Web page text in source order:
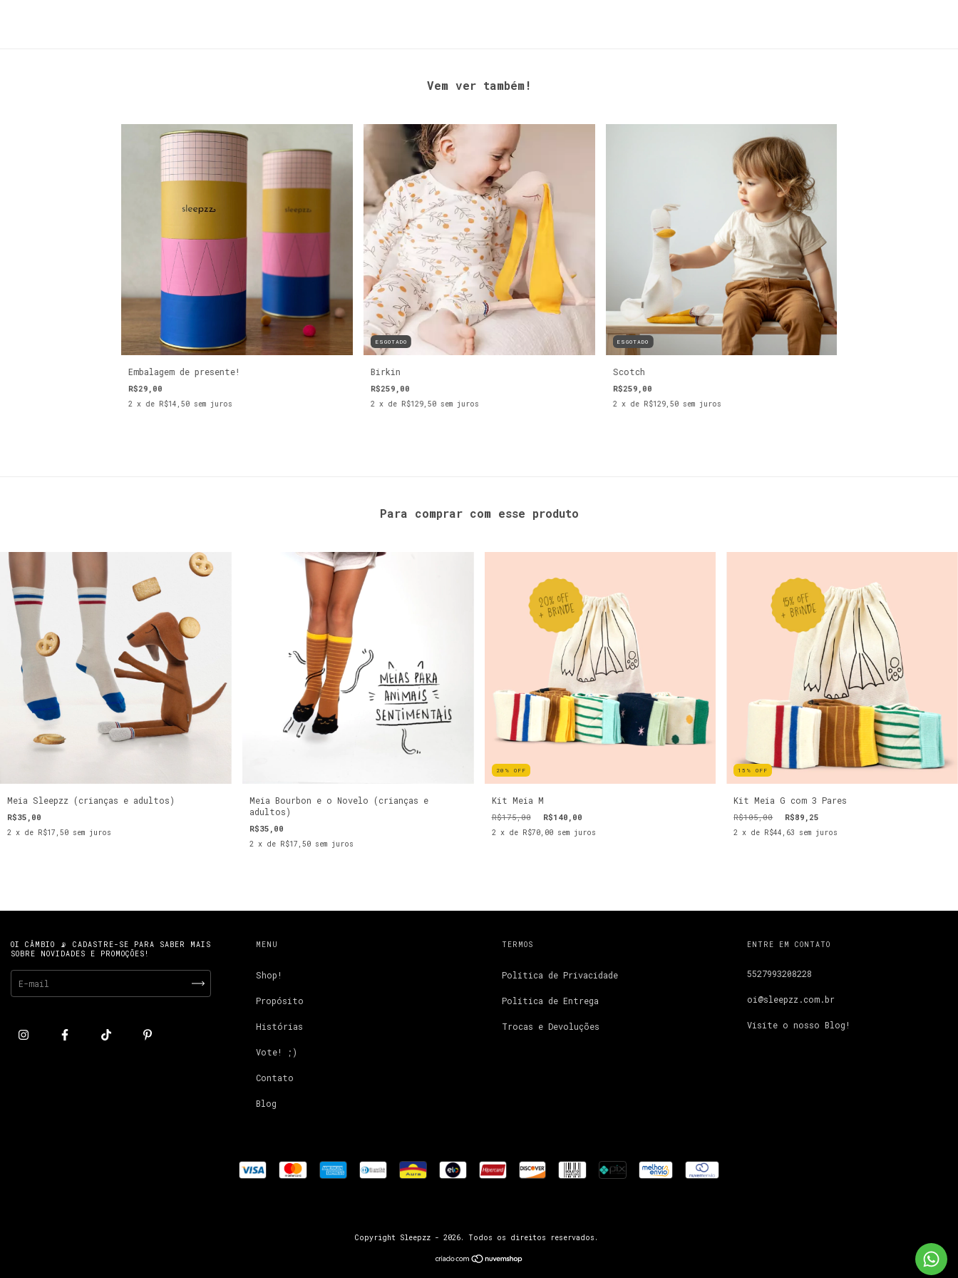
Vem ver também!
Embalagem de presente!
R$29,00
2 x de R$14,50 sem juros
ESGOTADO
Birkin
R$259,00
2 x de R$129,50 sem juros
ESGOTADO
Scotch
R$259,00
2 x de R$129,50 sem juros
Para comprar com esse produto
Meia Sleepzz (crianças e adultos)
R$35,00
2 x de R$17,50 sem juros
Meia Bourbon e o Novelo (crianças e
adultos)
R$35,00
2 x de R$17,50 sem juros
20 % OFF
Kit Meia M
R$175,00 R$140,00
2 x de R$70,00 sem juros
15 %OFF
Kit Meia G com 3 Pares
R$105,00 R$89,25
2 x de R$44,63 sem juros
OI CÂMBIO 📡 CADASTRE-SE PARA SABER MAIS
SOBRE NOVIDADES E PROMOÇÕES!
MENU
Shop!
Propósito
Histórias
Vote! ;)
Contato
Blog
TERMOS
Política de Privacidade
Política de Entrega
Trocas e Devoluções
ENTRE EM CONTATO
5527993208228
oi@sleepzz.com.br
Visite o nosso Blog!
Copyright Sleepzz - 2026. Todos os direitos reservados.